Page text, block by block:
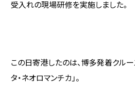
受入れの現場研修を実施しました。
この日寄港したのは、博多発着クルー
タ・ネオロマンチカ」。